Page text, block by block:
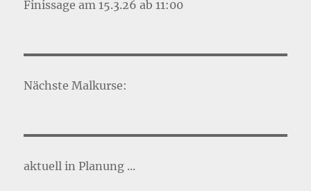
Finissage am 15.3.26 ab 11:00
Nächste Malkurse:
aktuell in Planung ...